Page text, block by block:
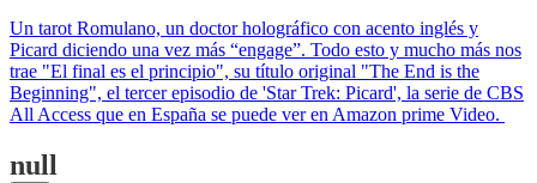
Un tarot Romulano, un doctor holográfico con acento inglés y
Picard diciendo una vez más “engage”. Todo esto y mucho más nos
trae "El final es el principio", su título original "The End is the
Beginning", el tercer episodio de 'Star Trek: Picard', la serie de CBS
All Access que en España se puede ver en Amazon prime Video.
null